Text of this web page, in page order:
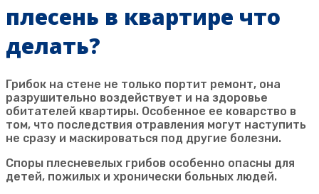
плесень в квартире что
делать?
Грибок на стене не только портит ремонт, она
разрушительно воздействует и на здоровье
обитателей квартиры. Особенное ее коварство в
том, что последствия отравления могут наступить
не сразу и маскироваться под другие болезни.
Споры плесневелых грибов особенно опасны для
детей, пожилых и хронически больных людей.